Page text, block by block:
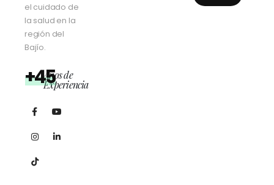
el cuidado de
la salud en la
región del
Bajío.
+45Años de
Experiencia